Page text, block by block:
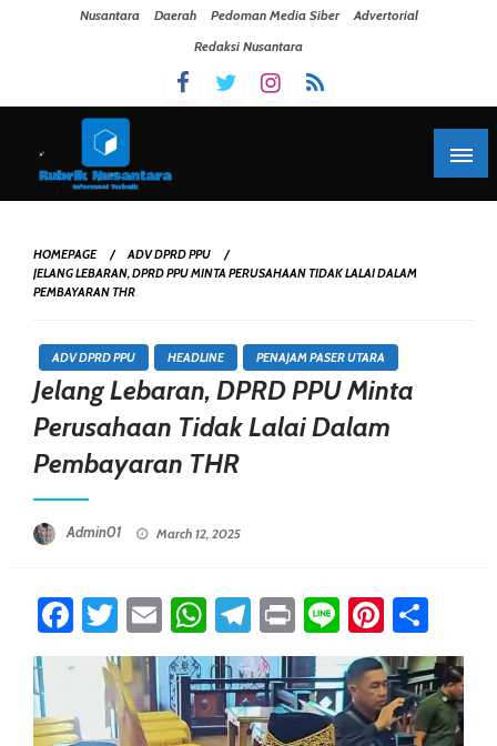
Nusantara Daerah Pedoman Media Siber
Advertorial
Redaksi Nusantara
HOMEPAGE
ADV DPRD PPU
JELANG LEBARAN, DPRD PPU MINTA PERUSAHAAN TIDAK LALAI DALAM
PEMBAYARAN THR
ADV DPRD PPU HEADLINE PENAJAM PASER UTARA
Jelang Lebaran, DPRD PPU Minta
Perusahaan Tidak Lalai Dalam
Pembayaran THR
Admin01 March 12, 2025
Facebook
Twitter
EmailWhatsApp
Telegram
PrintLine